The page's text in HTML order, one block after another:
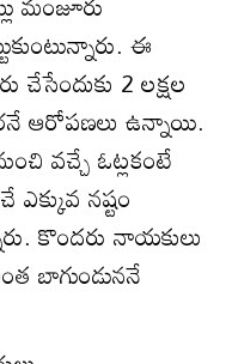
ఈ
2 లక్షల
ఆరోపణలు ఉన్నాయి.
వచ్చే ఓట్లకంటే
నష్టం
కొందరు నాయకులు
బాగుండుననే